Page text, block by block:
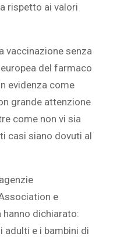
rispetto ai valori
vaccinazione senza
del farmaco
evidenza come
grande attenzione
come non vi sia
casi siano dovuti al
e
dichiarato:
adulti e i bambini di